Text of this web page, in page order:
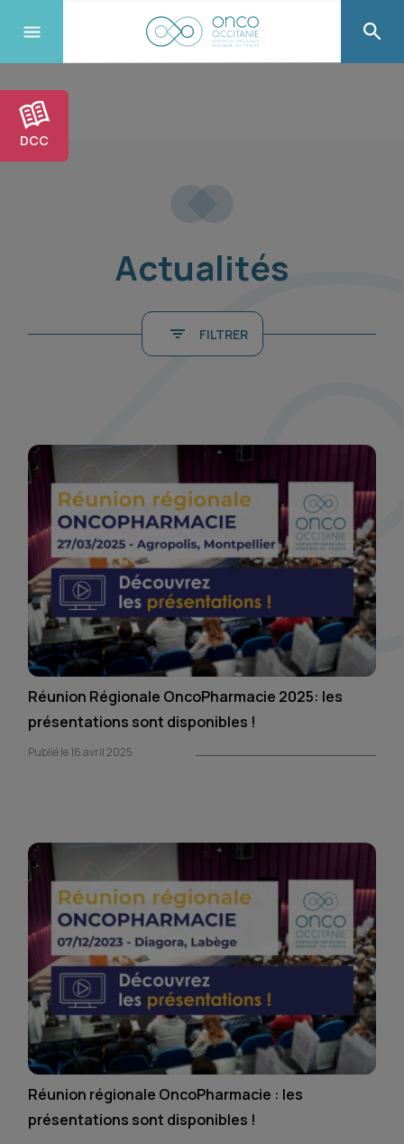
DCC
Actualités
FILTRER
Réunion Régionale OncoPharmacie 2025: les
présentations sont disponibles !
Publié le 16 avril 2025
Réunion régionale OncoPharmacie : les
présentations sont disponibles !